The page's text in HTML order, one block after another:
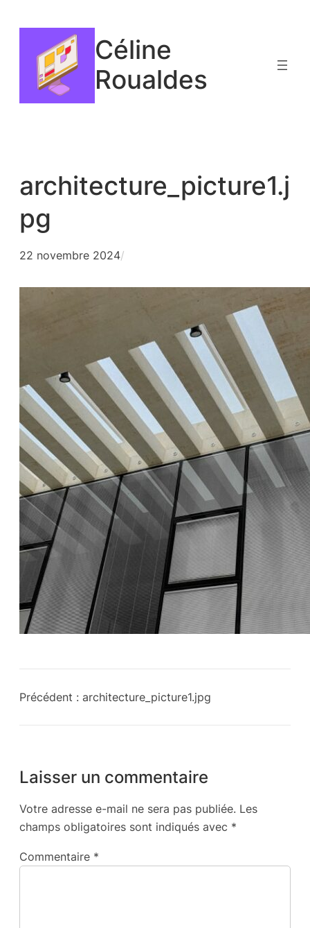
contenu
Céline
Roualdes
architecture_picture1.j
pg
22 novembre 2024/
Précédent : architecture_picture1.jpg
Laisser un commentaire
Votre adresse e-mail ne sera pas publiée. Les
champs obligatoires sont indiqués avec *
Commentaire *